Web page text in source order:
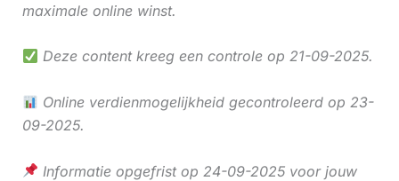
maximale online winst.
Deze content kreeg een controle op 21-09-2025.
Online verdienmogelijkheid gecontroleerd op 23-
09-2025.
Informatie opgefrist op 24-09-2025 voor jouw